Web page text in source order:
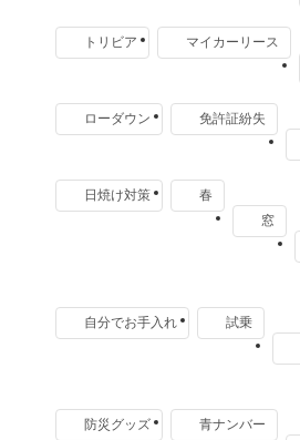
トリビア
マイカーリース
ローダウン
免許証紛失
日焼け対策
春
窓
自分でお手入れ
試乗
防災グッズ
青ナンバー